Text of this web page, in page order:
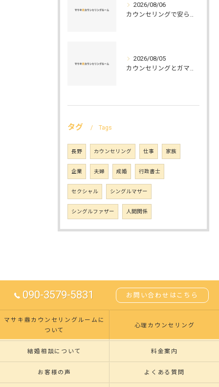
2026/08/06
カウンセリングで安らぐ空間を叶える安心と信頼のつくり方徹底解説
2026/08/05
カウンセリングとガマット選びの正解ガイド安心して相談できるポイントと実例解説
タグ Tags
長野 カウンセリング 仕事 家族
企業 夫婦 成婚 行政書士
セクシャル シングルマザー
シングルファザー 人間関係
090-3579-5831 お問い合わせはこちら
マサキ鼎カウンセリングルームに
ついて
心理カウンセリング
結婚相談について 料金案内
お客様の声 よくある質問